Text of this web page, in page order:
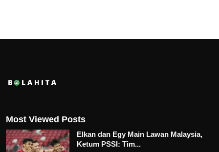
Most Viewed Posts
Elkan dan Egy Main Lawan Malaysia,
Ketum PSSI: Tim...